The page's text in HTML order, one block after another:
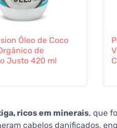
Óleo de Coco
de
Justo 420 ml
ricos em minerais, que
cabelos danificados,